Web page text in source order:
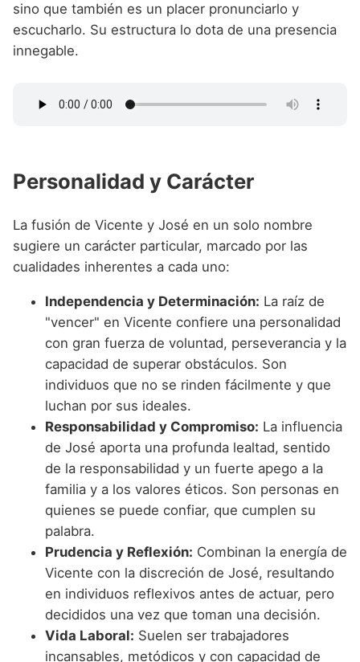
sino que también es un placer pronunciarlo y
escucharlo. Su estructura lo dota de una presencia
innegable.
Personalidad y Carácter
La fusión de Vicente y José en un solo nombre
sugiere un carácter particular, marcado por las
cualidades inherentes a cada uno:
Independencia y Determinación: La raíz de
"vencer" en Vicente confiere una personalidad
con gran fuerza de voluntad, perseverancia y la
capacidad de superar obstáculos. Son
individuos que no se rinden fácilmente y que
luchan por sus ideales.
Responsabilidad y Compromiso: La influencia
de José aporta una profunda lealtad, sentido
de la responsabilidad y un fuerte apego a la
familia y a los valores éticos. Son personas en
quienes se puede confiar, que cumplen su
palabra.
Prudencia y Reflexión: Combinan la energía de
Vicente con la discreción de José, resultando
en individuos reflexivos antes de actuar, pero
decididos una vez que toman una decisión.
Vida Laboral: Suelen ser trabajadores
incansables, metódicos y con capacidad de